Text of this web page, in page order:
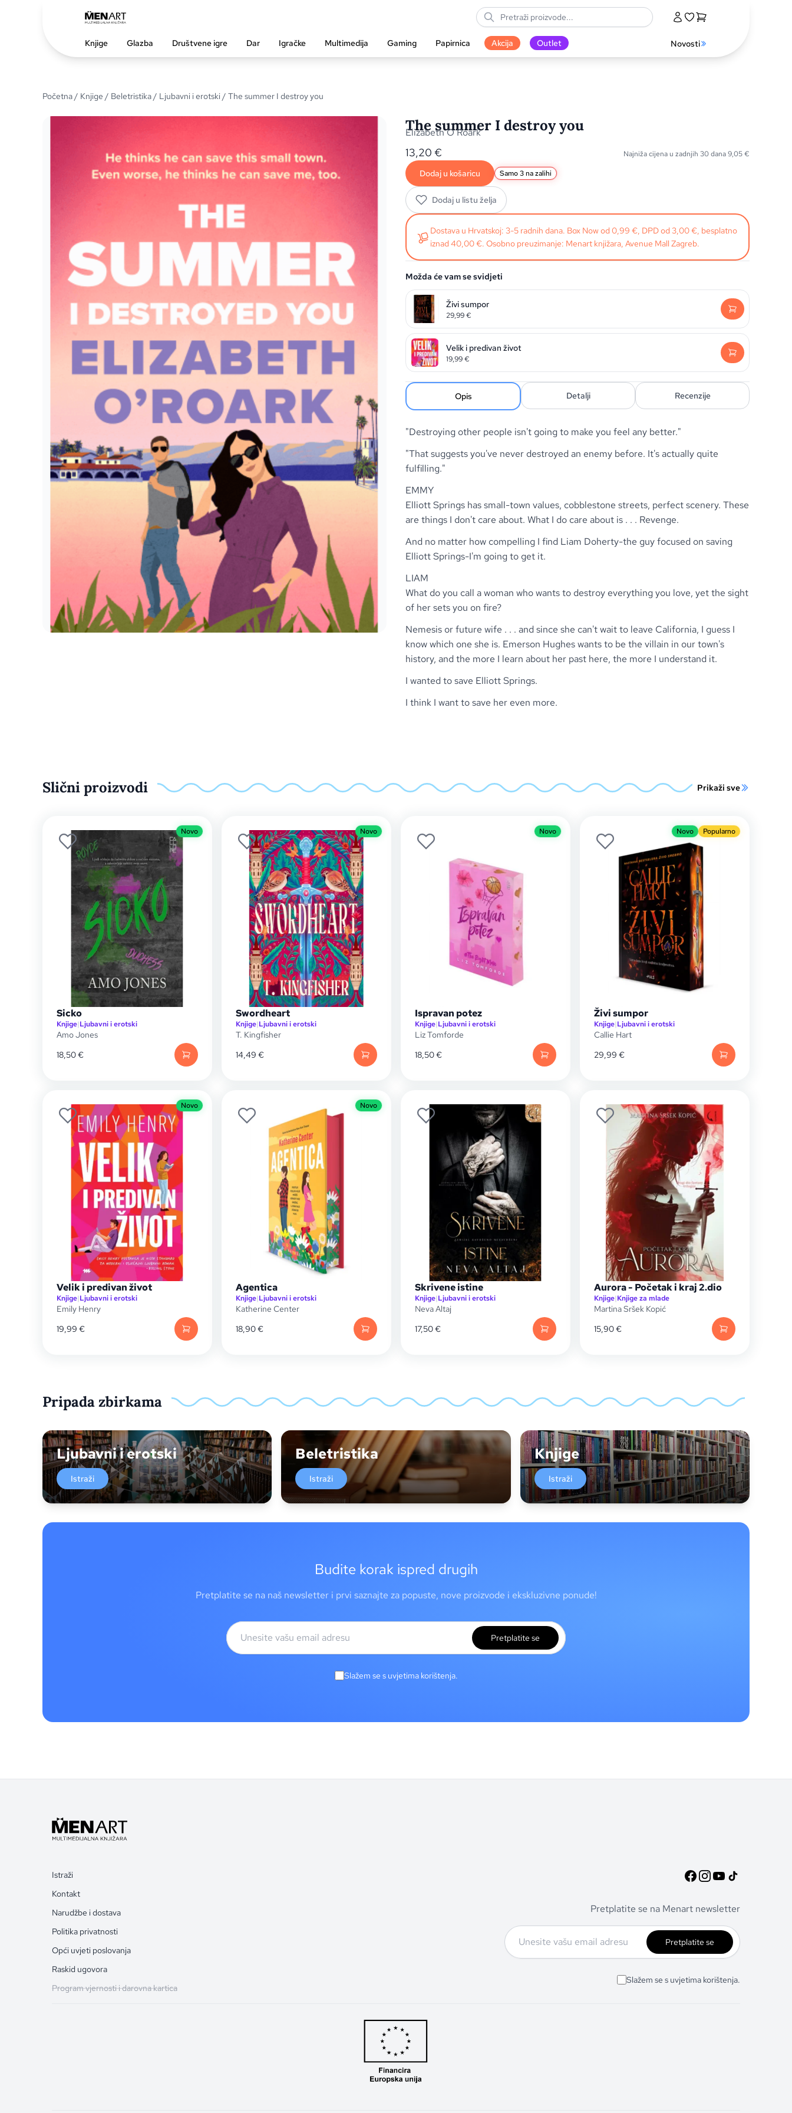
Knjige Glazba Društvene igre Dar Igračke Multimedija Gaming Papirnica Akcija Outlet Novosti
Početna/ Knjige / Beletristika/ Ljubavni i erotski/ The summer I destroy you
The summer I destroy you
Elizabeth O Roark
13,20 € Najniža cijena u zadnjih 30 dana9,05€
Dodaj u košaricu Samo 3 na zalihi
Dodaj u listu želja
Dostava u Hrvatskoj: 3-5 radnih dana. Box Now od 0,99 €, DPD od 3,00 €, besplatno
iznad 40,00 €. Osobno preuzimanje: Menart knjižara, Avenue Mall Zagreb.
Možda će vam se svidjeti
Živi sumpor
29,99€
Velik i predivan život
19,99€
Opis Detalji Recenzije
"Destroying other people isn't going to make you feel any better."
"That suggests you've never destroyed an enemy before. It's actually quite
fulfilling."
EMMY
Elliott Springs has small-town values, cobblestone streets, perfect scenery. These
are things I don't care about. What I do care about is . . . Revenge.
And no matter how compelling I find Liam Doherty-the guy focused on saving
Elliott Springs-I'm going to get it.
LIAM
What do you call a woman who wants to destroy everything you love, yet the sight
of her sets you on fire?
Nemesis or future wife . . . and since she can't wait to leave California, I guess I
know which one she is. Emerson Hughes wants to be the villain in our town's
history, and the more I learn about her past here, the more I understand it.
I wanted to save Elliott Springs.
I think I want to save her even more.
Slični proizvodi Prikaži sve
Novo
Sicko
Knjige|Ljubavni i erotski
Amo Jones
18,50€
Novo
Swordheart
Knjige|Ljubavni i erotski
T. Kingfisher
14,49 €
Novo
Ispravan potez
Knjige|Ljubavni i erotski
Liz Tomforde
18,50€
Novo Popularno
Živi sumpor
Knjige|Ljubavni i erotski
Callie Hart
29,99 €
Novo
Velik i predivan život
Knjige|Ljubavni i erotski
Emily Henry
19,99 €
Novo
Agentica
Knjige|Ljubavni i erotski
Katherine Center
18,90€
Skrivene istine
Knjige|Ljubavni i erotski
Neva Altaj
17,50€
Aurora - Početak i kraj 2.dio
Knjige|Knjige za mlade
Martina Sršek Kopić
15,90€
Pripada zbirkama
Ljubavni i erotski
Istraži
Beletristika
Istraži
Knjige
Istraži
Budite korak ispred drugih
Pretplatite se na naš newsletter i prvi saznajte za popuste, nove proizvode i ekskluzivne ponude!
Pretplatite se
Slažem se s uvjetima korištenja.
Istraži
Kontakt
Narudžbe i dostava
Politika privatnosti
Opći uvjeti poslovanja
Raskid ugovora
Program vjernosti i darovna kartica
Pretplatite se na Menart newsletter
Pretplatite se
Slažem se s uvjetima korištenja.